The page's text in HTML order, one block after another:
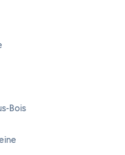
Bois